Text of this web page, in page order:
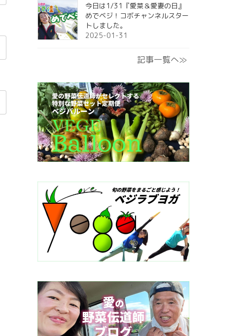
今日は1/31『愛菜＆愛妻の日』
めでベジ！コボチャンネルスター
トしました。
2025-01-31
記事一覧へ≫